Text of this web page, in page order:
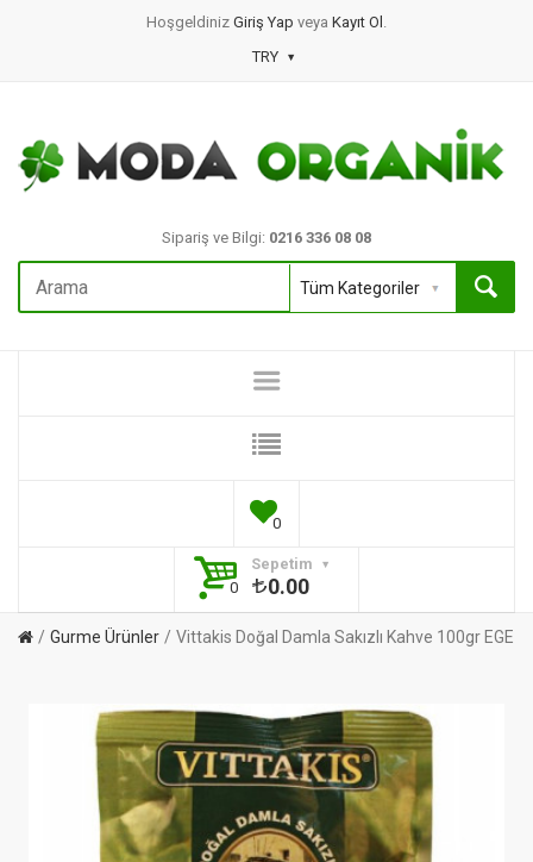
Hoşgeldiniz Giriş Yap veya Kayıt Ol .
TRY
Sipariş ve Bilgi: 0216 336 08 08
0
Sepetim
0
0.00
Gurme Ürünler Vittakis Doğal Damla Sakızlı Kahve 100gr EGE